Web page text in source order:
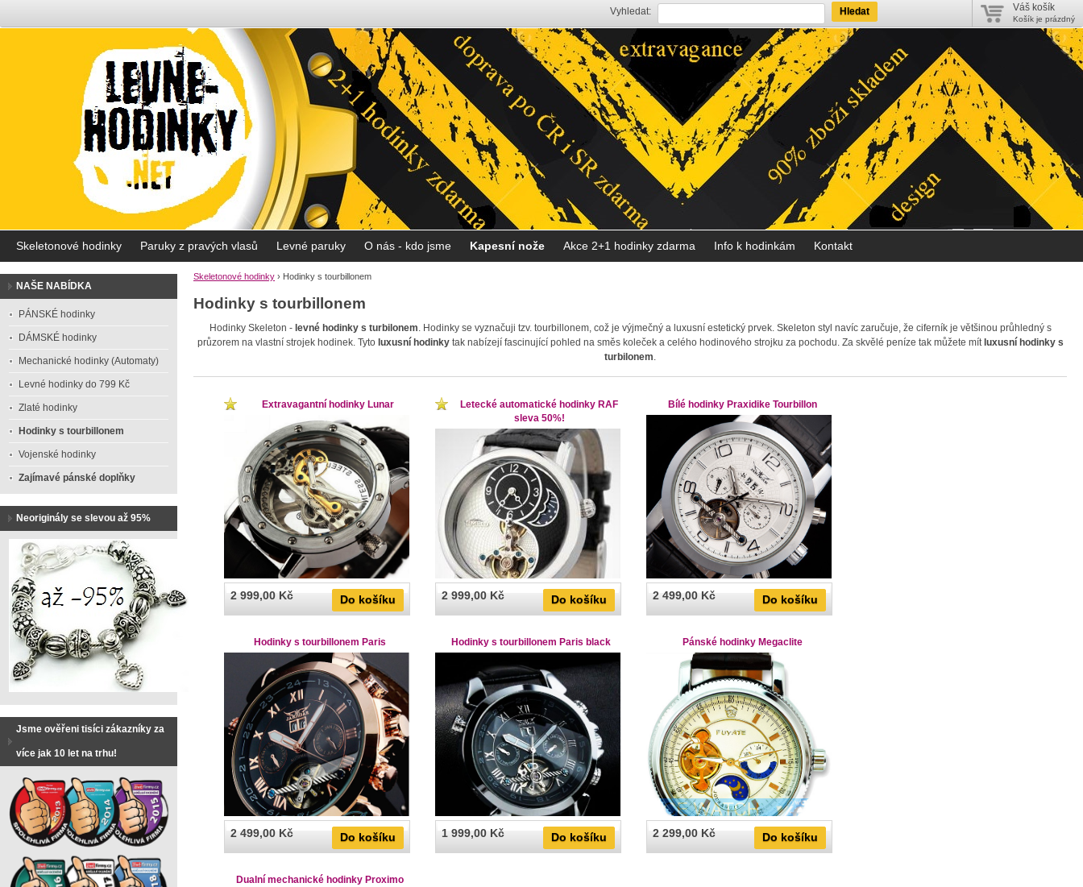
Váš košík
Košík je prázdný
Vyhledat: Hledat
Skeletonové hodinky Paruky z pravých vlasů Levné paruky O nás - kdo jsme Kapesní nože Akce 2+1 hodinky zdarma Info k hodinkám Kontakt
Skeletonové hodinky › Hodinky s tourbillonem
Hodinky s tourbillonem
Hodinky Skeleton - levné hodinky s turbilonem. Hodinky se vyznačuji tzv. tourbillonem, což je výjmečný a luxusní estetický prvek. Skeleton styl navíc zaručuje, že ciferník je většinou průhledný s
průzorem na vlastní strojek hodinek. Tyto luxusní hodinkytak nabízejí fascinující pohled na směs koleček a celého hodinového strojku za pochodu. Za skvělé peníze tak můžete mít luxusní hodinky s
turbilonem.
Extravagantní hodinky Lunar
2 999,00 Kč Do košíku
Letecké automatické hodinky RAF
sleva 50%!
2 999,00 Kč Do košíku
Bílé hodinky Praxidike Tourbillon
2 499,00 Kč Do košíku
Hodinky s tourbillonem Paris
2 499,00 Kč Do košíku
Hodinky s tourbillonem Paris black
1 999,00 Kč Do košíku
Pánské hodinky Megaclite
2 299,00 Kč Do košíku
Dualní mechanické hodinky Proximo
NAŠE NABÍDKA
PÁNSKÉ hodinky
DÁMSKÉ hodinky
Mechanické hodinky (Automaty)
Levné hodinky do 799 Kč
Zlaté hodinky
Hodinky s tourbillonem
Vojenské hodinky
Zajímavé pánské doplňky
Neoriginály se slevou až 95%
Jsme ověřeni tisíci zákazníky za
více jak 10 let na trhu!